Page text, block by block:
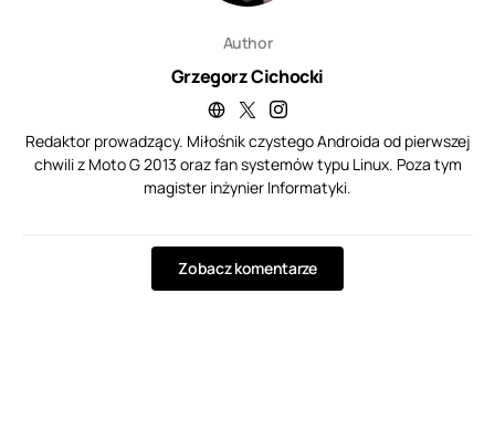
Author
Grzegorz Cichocki
Redaktor prowadzący. Miłośnik czystego Androida od pierwszej
chwili z Moto G 2013 oraz fan systemów typu Linux. Poza tym
magister inżynier Informatyki.
Zobacz komentarze